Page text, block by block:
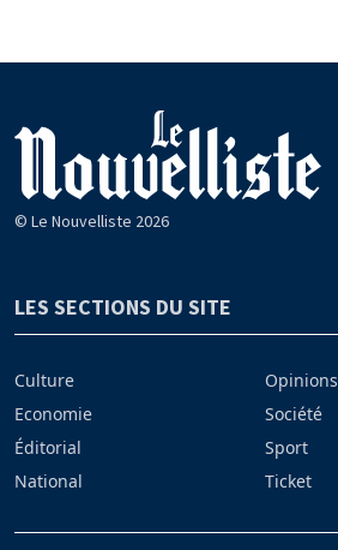
© Le Nouvelliste 2026
LES SECTIONS DU SITE
Culture
Economie
Éditorial
National
Opinions
Société
Sport
Ticket